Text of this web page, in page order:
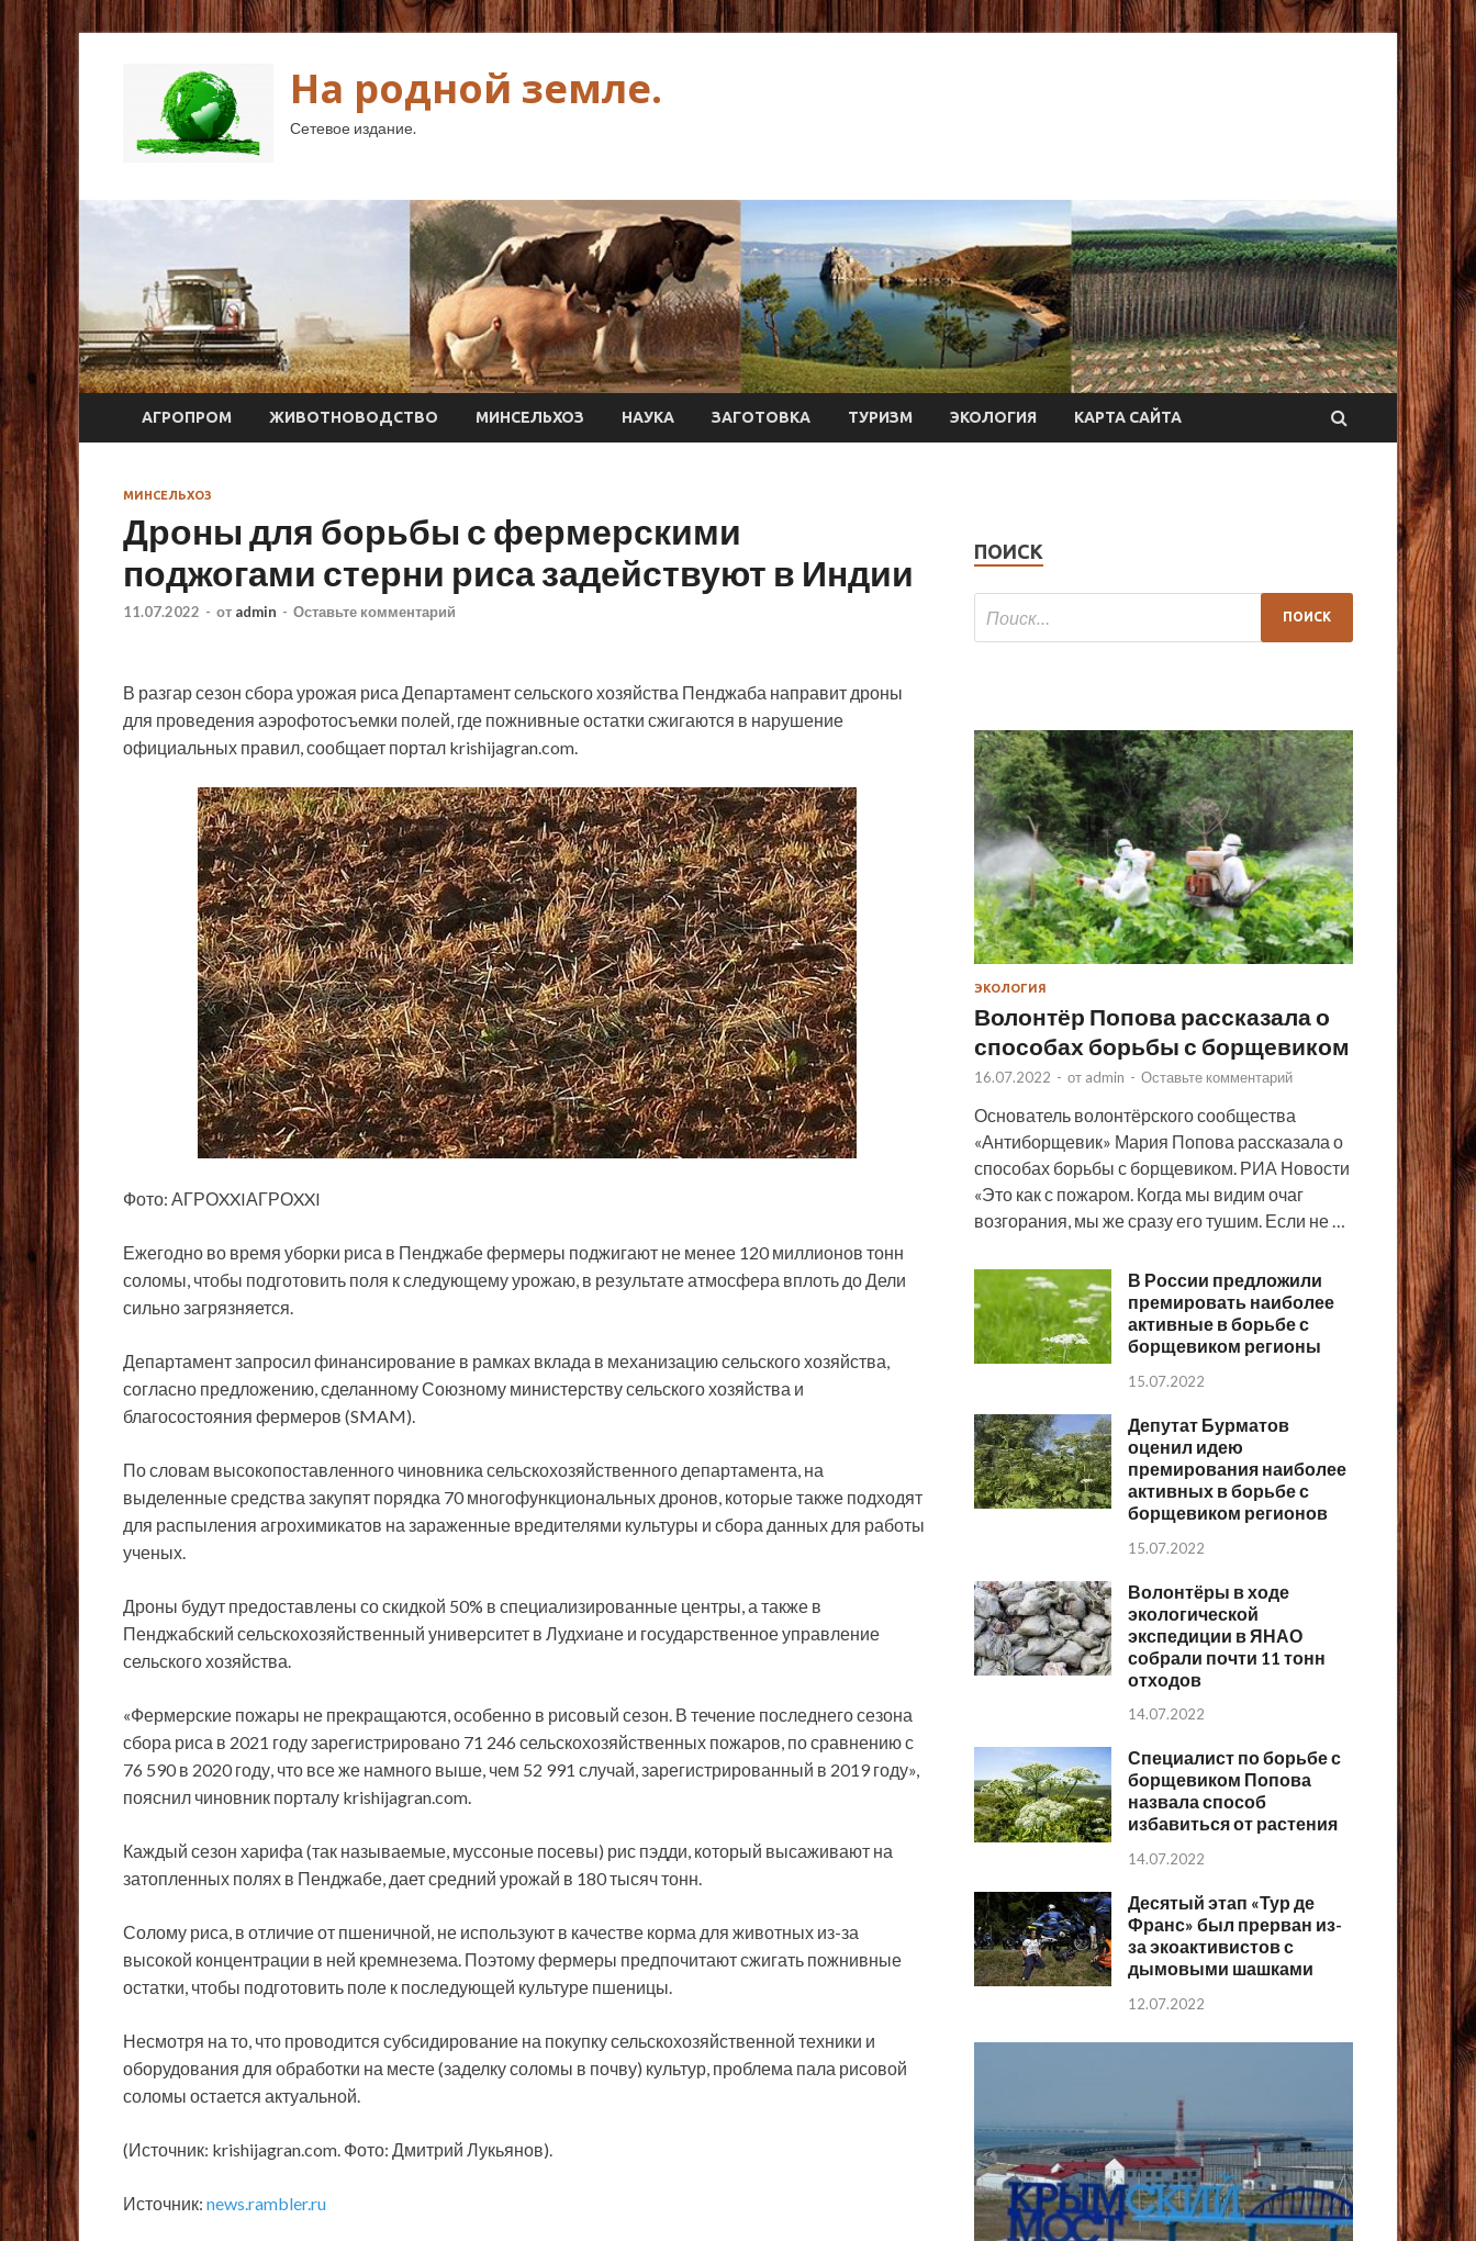
На родной земле.
Сетевое издание.
АГРОПРОМ ЖИВОТНОВОДСТВО МИНСЕЛЬХОЗ НАУКА ЗАГОТОВКА ТУРИЗМ ЭКОЛОГИЯ КАРТА САЙТА
МИНСЕЛЬХОЗ
Дроны для борьбы с фермерскими
поджогами стерни риса задействуют в Индии
11.07.2022 - от admin - Оставьте комментарий
В разгар сезон сбора урожая риса Департамент сельского хозяйства Пенджаба направит дроны
для проведения аэрофотосъемки полей, где пожнивные остатки сжигаются в нарушение
официальных правил, сообщает портал krishijagran.com.
Фото: АГРОXXIАГРОXXI
Ежегодно во время уборки риса в Пенджабе фермеры поджигают не менее 120 миллионов тонн
соломы, чтобы подготовить поля к следующему урожаю, в результате атмосфера вплоть до Дели
сильно загрязняется.
Департамент запросил финансирование в рамках вклада в механизацию сельского хозяйства,
согласно предложению, сделанному Союзному министерству сельского хозяйства и
благосостояния фермеров (SMAM).
По словам высокопоставленного чиновника сельскохозяйственного департамента, на
выделенные средства закупят порядка 70 многофункциональных дронов, которые также подходят
для распыления агрохимикатов на зараженные вредителями культуры и сбора данных для работы
ученых.
Дроны будут предоставлены со скидкой 50% в специализированные центры, а также в
Пенджабский сельскохозяйственный университет в Лудхиане и государственное управление
сельского хозяйства.
«Фермерские пожары не прекращаются, особенно в рисовый сезон. В течение последнего сезона
сбора риса в 2021 году зарегистрировано 71 246 сельскохозяйственных пожаров, по сравнению с
76 590 в 2020 году, что все же намного выше, чем 52 991 случай, зарегистрированный в 2019 году»,
пояснил чиновник порталу krishijagran.com.
Каждый сезон харифа (так называемые, муссоные посевы) рис пэдди, который высаживают на
затопленных полях в Пенджабе, дает средний урожай в 180 тысяч тонн.
Солому риса, в отличие от пшеничной, не используют в качестве корма для животных из-за
высокой концентрации в ней кремнезема. Поэтому фермеры предпочитают сжигать пожнивные
остатки, чтобы подготовить поле к последующей культуре пшеницы.
Несмотря на то, что проводится субсидирование на покупку сельскохозяйственной техники и
оборудования для обработки на месте (заделку соломы в почву) культур, проблема пала рисовой
соломы остается актуальной.
(Источник: krishijagran.com. Фото: Дмитрий Лукьянов).
Источник: news.rambler.ru
ПОИСК
ЭКОЛОГИЯ
Волонтёр Попова рассказала о
способах борьбы с борщевиком
16.07.2022 - от admin - Оставьте комментарий
Основатель волонтёрского сообщества
«Антиборщевик» Мария Попова рассказала о
способах борьбы с борщевиком. РИА Новости
«Это как с пожаром. Когда мы видим очаг
возгорания, мы же сразу его тушим. Если не …
В России предложили
премировать наиболее
активные в борьбе с
борщевиком регионы
15.07.2022
Депутат Бурматов
оценил идею
премирования наиболее
активных в борьбе с
борщевиком регионов
15.07.2022
Волонтёры в ходе
экологической
экспедиции в ЯНАО
собрали почти 11 тонн
отходов
14.07.2022
Специалист по борьбе с
борщевиком Попова
назвала способ
избавиться от растения
14.07.2022
Десятый этап «Тур де
Франс» был прерван из-
за экоактивистов с
дымовыми шашками
12.07.2022